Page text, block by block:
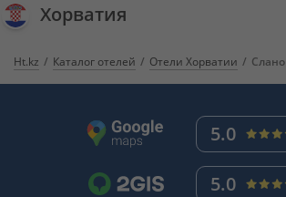
Хорватия
Ht.kz Каталог отелей Отели Хорватии Слано
5.0
5.0